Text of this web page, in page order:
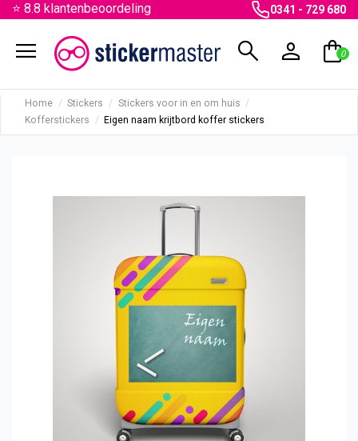
⭐ 8.8 klantenbeoordeling 0341 - 729 680
menu search person shopping_bag
0
Home Stickers
Stickers voor in en om huis
Kofferstickers
Eigen naam krijtbord koffer stickers